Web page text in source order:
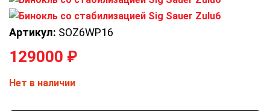
Артикул: SOZ6WP16
129000 ₽
Нет в наличии